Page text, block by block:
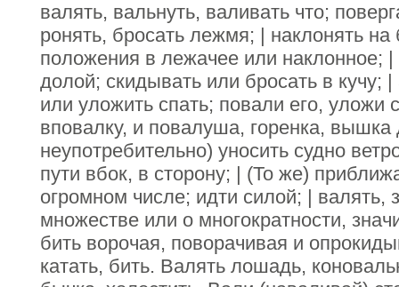
валять, вальнуть, валивать что;
ронять, бросать лежмя; | наклонять на
положения в лежачее или наклонное;
долой; скидывать или бросать в кучу;
или уложить спать; повали его, уложи
вповалку, и повалуша, горенка,
неупотребительно) уносить судно
пути вбок, в сторону; | (То же)
огромном числе; идти силой; | валять,
множестве или о многократности,
бить ворочая, поворачивая и
катать, бить. Валять лошадь,